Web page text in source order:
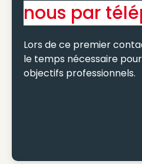
nous par
Lors de ce premier
le temps nécessaire
objectifs professionnels.